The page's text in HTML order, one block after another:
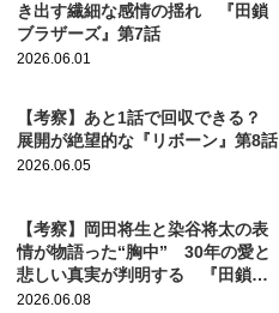
き出す繊細な感情の揺れ 『田鎖
ブラザーズ』第7話
2026.06.01
【考察】あと1話で回収できる？
展開が絶望的な『リボーン』第8話
2026.06.05
【考察】岡田将生と染谷将太の表
情が物語った“胸中” 30年の愛と
悲しい真実が判明する 『田鎖ブ
ラザーズ』第8話
2026.06.08